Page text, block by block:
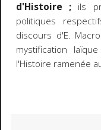
d'Histoire ; ils
politiques
discours d'E.
mystification
l'Histoire ramenée